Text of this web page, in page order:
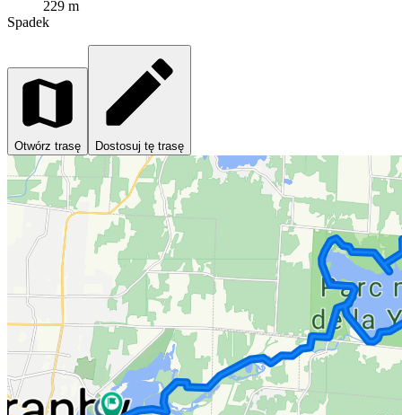
229 m
Spadek
Otwórz trasę Dostosuj tę trasę